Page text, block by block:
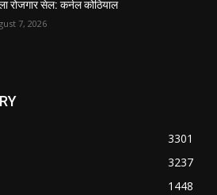
रोजगार सेल: कर्नल कोठियाल
7, 2026
3301
3237
1448